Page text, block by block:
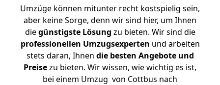
Umzüge können mitunter recht kostspielig sein,
aber keine Sorge, denn wir sind hier, um Ihnen
diegünstigste Lösung zu bieten. Wir sind die
professionellen Umzugsexperten und arbeiten
stets daran, Ihnen die besten Angebote und
Preisezu bieten. Wir wissen, wie wichtig es ist,
bei einem Umzug von Cottbus nach